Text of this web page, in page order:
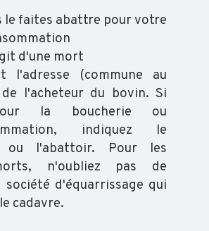
le faites abattre pour votre
d'une mort
l'adresse (commune au
de l'acheteur du bovin. Si
la boucherie ou
indiquez le
ou l'abattoir. Pour les
n'oubliez pas de
société d'équarrissage qui
cadavre.